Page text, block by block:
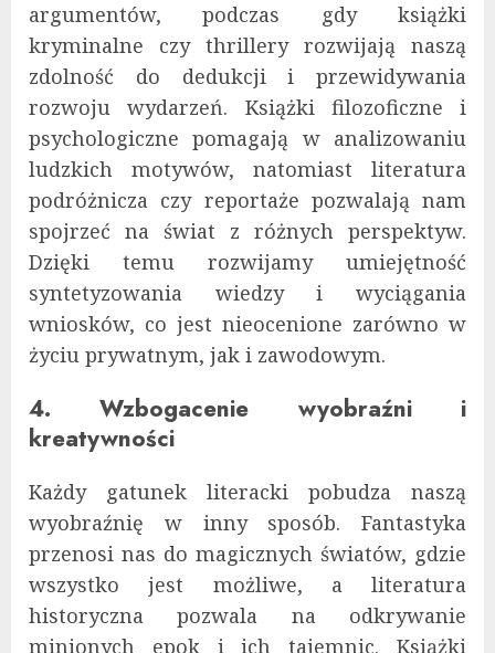
argumentów, podczas gdy książki
kryminalne czy thrillery rozwijają naszą
zdolność do dedukcji i przewidywania
rozwoju wydarzeń. Książki filozoficzne i
psychologiczne pomagają w analizowaniu
ludzkich motywów, natomiast literatura
podróżnicza czy reportaże pozwalają nam
spojrzeć na świat z różnych perspektyw.
Dzięki temu rozwijamy umiejętność
syntetyzowania wiedzy i wyciągania
wniosków, co jest nieocenione zarówno w
życiu prywatnym, jak i zawodowym.
4. Wzbogacenie wyobraźni i
kreatywności
Każdy gatunek literacki pobudza naszą
wyobraźnię w inny sposób. Fantastyka
przenosi nas do magicznych światów, gdzie
wszystko jest możliwe, a literatura
historyczna pozwala na odkrywanie
minionych epok i ich tajemnic. Książki